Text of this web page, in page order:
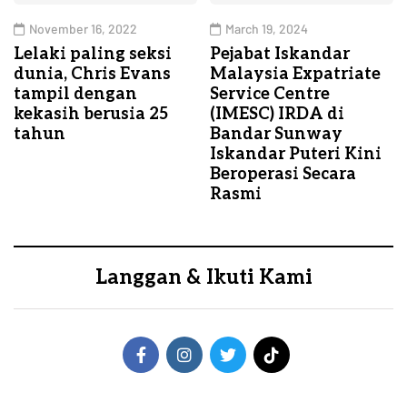
November 16, 2022
Lelaki paling seksi
dunia, Chris Evans
tampil dengan
kekasih berusia 25
tahun
March 19, 2024
Pejabat Iskandar
Malaysia Expatriate
Service Centre
(IMESC) IRDA di
Bandar Sunway
Iskandar Puteri Kini
Beroperasi Secara
Rasmi
Langgan & Ikuti Kami